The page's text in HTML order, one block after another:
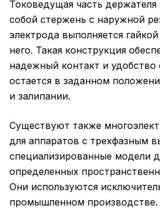
Токоведущая часть держателя
собой стержень с наружной
электрода выполняется
него. Такая конструкция
надежный контакт и удобство
остается в заданном
и залипании.
Существуют также
для аппаратов с трехфазным
специализированные модели
определенных
Они используются
промышленном производстве.